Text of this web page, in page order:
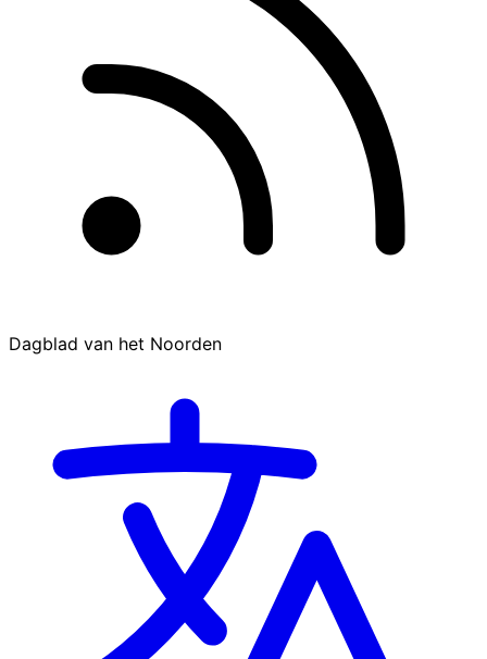
Dagblad van het Noorden